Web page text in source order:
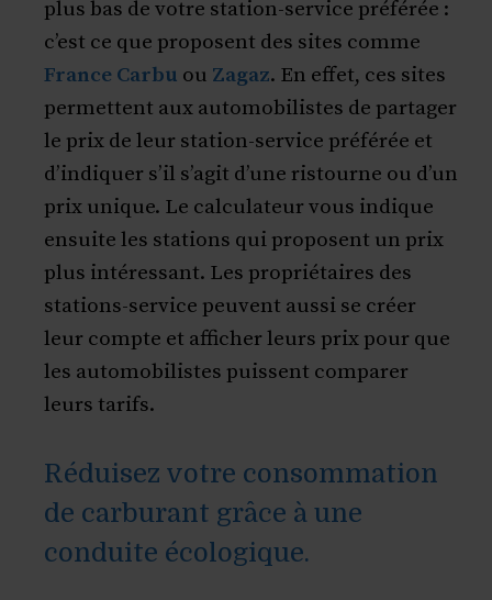
plus bas de votre station-service préférée :
c’est ce que proposent des sites comme
France Carbu ou Zagaz. En effet, ces sites
permettent aux automobilistes de partager
le prix de leur station-service préférée et
d’indiquer s’il s’agit d’une ristourne ou d’un
prix unique. Le calculateur vous indique
ensuite les stations qui proposent un prix
plus intéressant. Les propriétaires des
stations-service peuvent aussi se créer
leur compte et afficher leurs prix pour que
les automobilistes puissent comparer
leurs tarifs.
Réduisez votre consommation
de carburant grâce à une
conduite écologique.